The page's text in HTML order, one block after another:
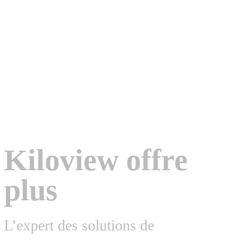
Kiloview offre
plus
L’expert des solutions de